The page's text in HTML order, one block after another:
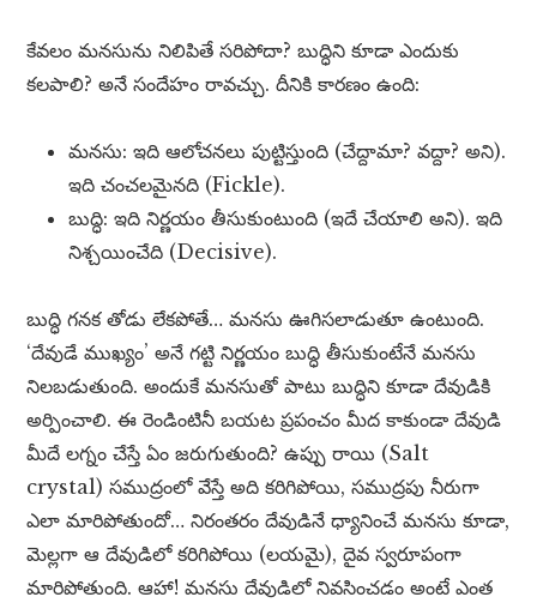
కేవలం మనసును నిలిపితే సరిపోదా? బుద్ధిని కూడా ఎందుకు
కలపాలి? అనే సందేహం రావచ్చు. దీనికి కారణం ఉంది:
మనసు: ఇది ఆలోచనలు పుట్టిస్తుంది (చేద్దామా? వద్దా? అని).
ఇది చంచలమైనది (Fickle).
బుద్ధి: ఇది నిర్ణయం తీసుకుంటుంది (ఇదే చేయాలి అని). ఇది
నిశ్చయించేది (Decisive).
బుద్ధి గనక తోడు లేకపోతే… మనసు ఊగిసలాడుతూ ఉంటుంది.
‘దేవుడే ముఖ్యం’ అనే గట్టి నిర్ణయం బుద్ధి తీసుకుంటేనే మనసు
నిలబడుతుంది. అందుకే మనసుతో పాటు బుద్ధిని కూడా దేవుడికి
అర్పించాలి. ఈ రెండింటినీ బయట ప్రపంచం మీద కాకుండా దేవుడి
మీదే లగ్నం చేస్తే ఏం జరుగుతుంది? ఉప్పు రాయి (Salt
crystal) సముద్రంలో వేస్తే అది కరిగిపోయి, సముద్రపు నీరుగా
ఎలా మారిపోతుందో… నిరంతరం దేవుడినే ధ్యానించే మనసు కూడా,
మెల్లగా ఆ దేవుడిలో కరిగిపోయి (లయమై), దైవ స్వరూపంగా
మారిపోతుంది. ఆహా! మనసు దేవుడిలో నివసించడం అంటే ఎంత